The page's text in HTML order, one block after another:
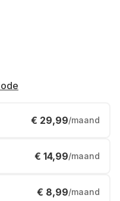
€ 29,99/maand
€ 14,99/maand
€ 8,99/maand